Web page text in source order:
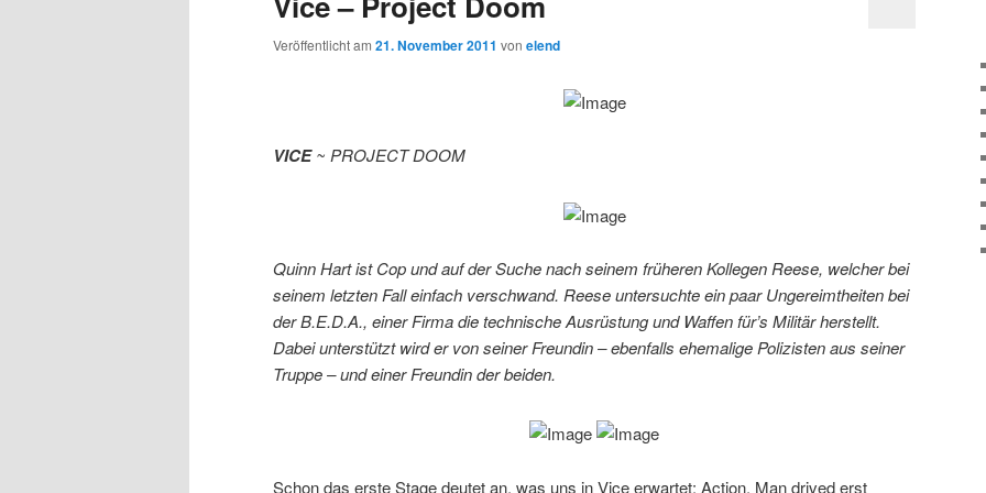
Veröffentlicht am 21. November 2011 von elend
VICE~ PROJECT DOOM
Quinn Hart ist Cop und auf der Suche nach seinem früheren Kollegen Reese, welcher bei
seinem letzten Fall einfach verschwand. Reese untersuchte ein paar Ungereimtheiten bei
der B.E.D.A., einer Firma die technische Ausrüstung und Waffen für’s Militär herstellt.
Dabei unterstützt wird er von seiner Freundin – ebenfalls ehemalige Polizisten aus seiner
Truppe – und einer Freundin der beiden.
Schon das erste Stage deutet an, was uns in Vice erwartet: Action. Man drived erst